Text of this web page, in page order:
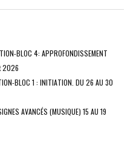
BLOC 4: APPROFONDISSEMENT
2026
BLOC 1 : INITIATION. DU 26 AU 30
AVANCÉS (MUSIQUE) 15 AU 19